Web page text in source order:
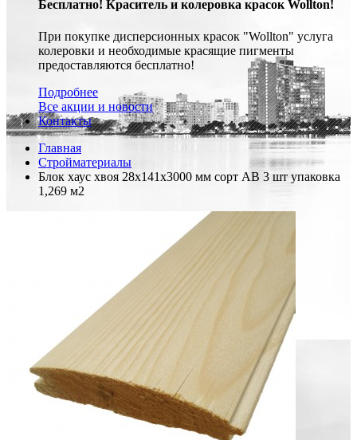
Бесплатно! Краситель и колеровка красок Wollton!
При покупке дисперсионных красок "Wollton" услуга
колеровки и необходимые красящие пигменты
предоставляются бесплатно!
Подробнее
Все акции и новости
Контакты
Главная
Стройматериалы
Блок хаус хвоя 28х141х3000 мм сорт АВ 3 шт упаковка
1,269 м2